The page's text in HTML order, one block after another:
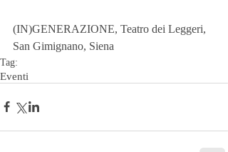
(IN)GENERAZIONE, Teatro dei Leggeri,
San Gimignano, Siena
Tag:
Eventi